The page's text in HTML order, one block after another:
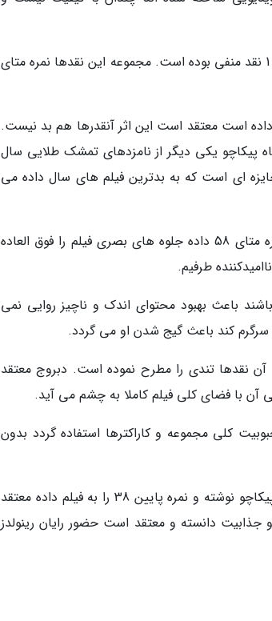
از بین 15 نقدی که درباره این اثر نوشته شده 2 نقد مثبت، 12 نقد میانه و 1 نقد منفی بوده است. مجموعه این نقدها نمره متای
مایکل رچشافن منتقد وبسایت هالیوود ریپورتر که به فیلم نمره متای 60 داده است معتقد است این اثر آنقدرها هم بد نیست.
پیکاچو یکی دیگر از نامزدهای تمشک طلایی سال
ای است که به بدترین فیلم های سال داده می
کیت اربلند که در سایت ایندی وایر نقدش را منتشر نموده و به فیلم نمره متای 58 داده جلوه های بصری فیلم را فوق العاده
طرفیم.
باعث بهبود محتوای اندک و ناچیز روایی نمی
سرگرم کند باعث گیج شدن او می گردد.
گرفته و نسبت به آن نقدها تندی را مطرح نموده است. دبروج معتقد
آن با فضای کلی فیلم کاملا به چشم می آید.
کلی مجموعه و کاراکترها استفاده گردد بدون
نهایتا مارک کندی منتقد اسوشیتد پرس که منفی ترین نقد را بر کارآگاه پیکاچو نوشته و نمره پایین 38 را به فیلم داده معتقد
جذابیت دانسته و معتقد است حضور رایان رینولدز